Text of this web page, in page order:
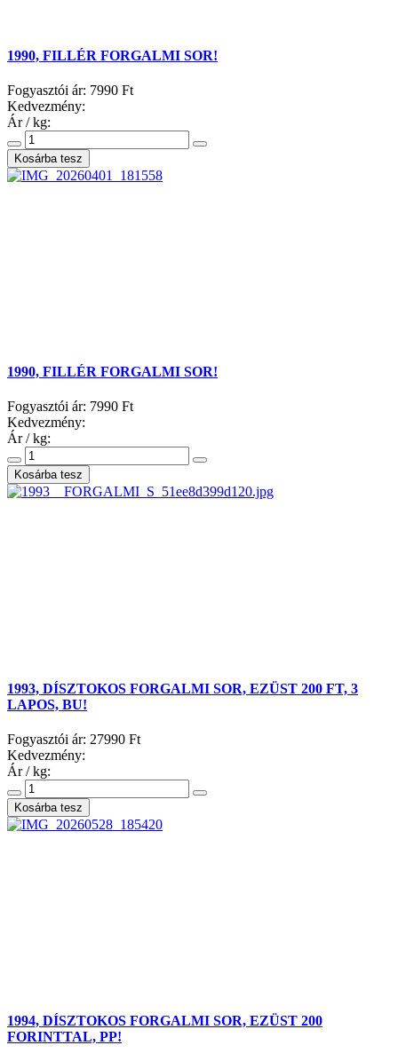
1990, FILLÉR FORGALMI SOR!
Fogyasztói ár: 7990 Ft
Kedvezmény:
Ár / kg:
1990, FILLÉR FORGALMI SOR!
Fogyasztói ár: 7990 Ft
Kedvezmény:
Ár / kg:
1993, DÍSZTOKOS FORGALMI SOR, EZÜST 200 FT, 3
LAPOS, BU!
Fogyasztói ár: 27990 Ft
Kedvezmény:
Ár / kg:
1994, DÍSZTOKOS FORGALMI SOR, EZÜST 200
FORINTTAL, PP!